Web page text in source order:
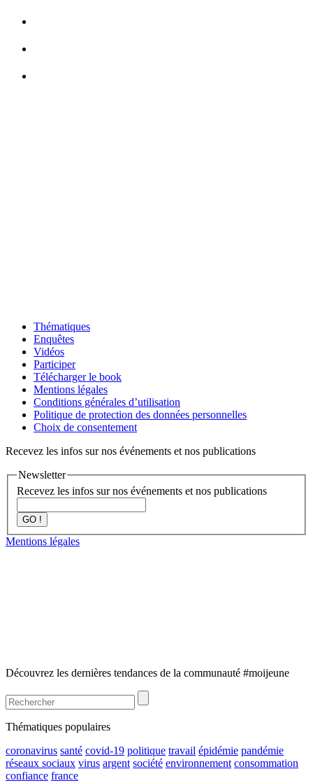
Thématiques
Enquêtes
Vidéos
Participer
Télécharger le book
Mentions légales
Conditions générales d’utilisation
Politique de protection des données personnelles
Choix de consentement
Recevez les infos sur nos événements et nos publications
Newsletter
Recevez les infos sur nos événements et nos publications
GO !
Mentions légales
Découvrez les dernières tendances de la communauté #moijeune
Thématiques populaires
coronavirus santé covid-19 politique travail épidémie pandémie
réseaux sociaux virus argent société environnement consommation
confiance france